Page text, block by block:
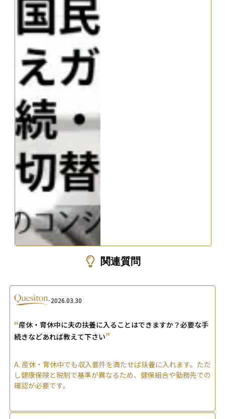
関連質問
2026.03.30
“産休・育休中に夫の扶養に入ることはできますか？必要な手
続きなどあれば教えて下さい”
A. 産休・育休中でも収入要件を満たせば扶養に入れます。ただ
し健康保険と税制で基準が異なるため、健保組合や勤務先での
確認が必要です。